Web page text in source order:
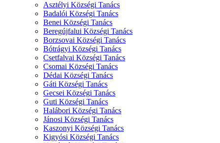
Asztélyi Községi Tanács
Badalói Községi Tanács
Benei Községi Tanács
Beregújfalui Községi Tanács
Borzsovai Községi Tanács
Bótrágyi Községi Tanács
Csetfalvai Községi Tanács
Csomai Községi Tanács
Dédai Községi Tanács
Gáti Községi Tanács
Gecsei Községi Tanács
Guti Községi Tanács
Halábori Községi Tanács
Jánosi Községi Tanács
Kaszonyi Községi Tanács
Kigyósi Községi Tanács